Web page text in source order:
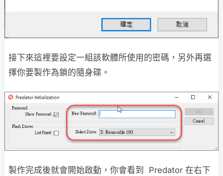
接下來這裡要設定一組該軟體所使用的密碼，另外再選
擇你要製作為鎖的隨身碟。
製作完成後就會開始啟動，你會看到 Predator 在右下